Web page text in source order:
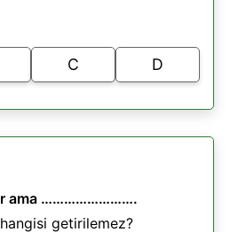
C D
ama …………………….
getirilemez?